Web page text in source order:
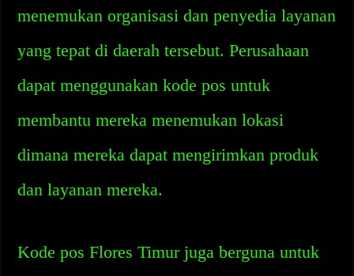
menemukan organisasi dan penyedia layanan
yang tepat di daerah tersebut. Perusahaan
dapat menggunakan kode pos untuk
membantu mereka menemukan lokasi
dimana mereka dapat mengirimkan produk
dan layanan mereka.
Kode pos Flores Timur juga berguna untuk